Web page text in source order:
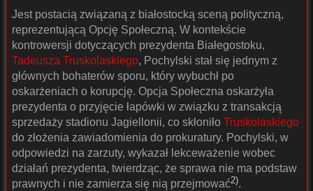
Jest postacią związaną z białostocką sceną polityczną,
reprezentującą Opcję Społeczną. W kontekście
kontrowersji dotyczących prezydenta Białegostoku,
Tadeusza Truskolaskiego, Pochylski stał się jednym z
głównych bohaterów sporu, który wybuchł po
oskarżeniach o korupcję. Opcja Społeczna oskarżyła
prezydenta o przyjęcie łapówki w związku z transakcją
sprzedaży stadionu Jagiellonii, co skłoniło Truskolaskiego
do złożenia zawiadomienia do prokuratury. Pochylski, w
odpowiedzi na zarzuty, wykazał lekceważenie wobec
działań prezydenta, twierdząc, że sprawa nie ma podstaw
prawnych i nie zamierza się nią przejmować2).